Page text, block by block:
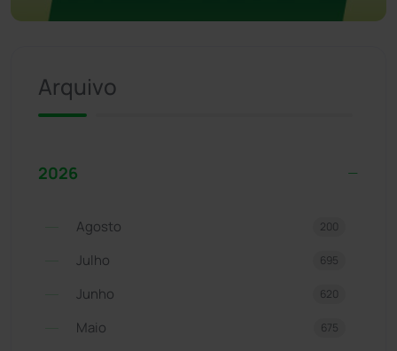
Arquivo
2026
Agosto 200
Julho 695
Junho 620
Maio 675